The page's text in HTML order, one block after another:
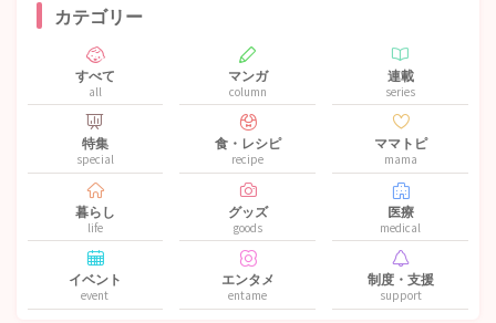
カテゴリー
すべて
all
マンガ
column
連載
series
特集
special
食・レシピ
recipe
ママトピ
mama
暮らし
life
グッズ
goods
医療
medical
イベント
event
エンタメ
entame
制度・支援
support